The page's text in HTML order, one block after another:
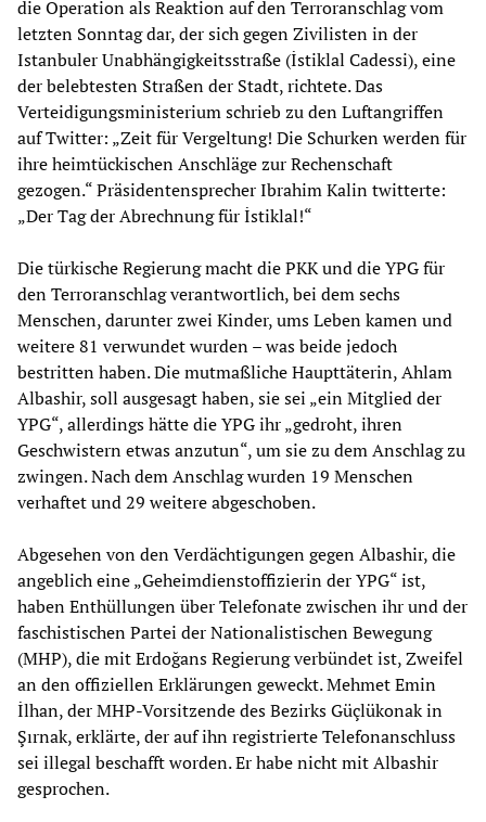
die Operation als Reaktion auf den Terroranschlag vom
letzten Sonntag dar, der sich gegen Zivilisten in der
Istanbuler Unabhängigkeitsstraße (İstiklal Cadessi), eine
der belebtesten Straßen der Stadt, richtete. Das
Verteidigungsministerium schrieb zu den Luftangriffen
auf Twitter: „Zeit für Vergeltung! Die Schurken werden für
ihre heimtückischen Anschläge zur Rechenschaft
gezogen.“ Präsidentensprecher Ibrahim Kalin twitterte:
„Der Tag der Abrechnung für İstiklal!“
Die türkische Regierung macht die PKK und die YPG für
den Terroranschlag verantwortlich, bei dem sechs
Menschen, darunter zwei Kinder, ums Leben kamen und
weitere 81 verwundet wurden – was beide jedoch
bestritten haben. Die mutmaßliche Haupttäterin, Ahlam
Albashir, soll ausgesagt haben, sie sei „ein Mitglied der
YPG“, allerdings hätte die YPG ihr „gedroht, ihren
Geschwistern etwas anzutun“, um sie zu dem Anschlag zu
zwingen. Nach dem Anschlag wurden 19 Menschen
verhaftet und 29 weitere abgeschoben.
Abgesehen von den Verdächtigungen gegen Albashir, die
angeblich eine „Geheimdienstoffizierin der YPG“ ist,
haben Enthüllungen über Telefonate zwischen ihr und der
faschistischen Partei der Nationalistischen Bewegung
(MHP), die mit Erdoğans Regierung verbündet ist, Zweifel
an den offiziellen Erklärungen geweckt. Mehmet Emin
İlhan, der MHP-Vorsitzende des Bezirks Güçlükonak in
Şırnak, erklärte, der auf ihn registrierte Telefonanschluss
sei illegal beschafft worden. Er habe nicht mit Albashir
gesprochen.